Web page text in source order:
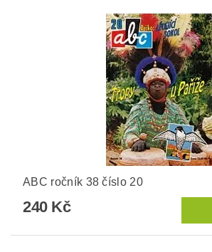
ABC ročník 38 číslo 20
240 Kč